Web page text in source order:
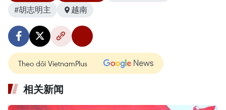
#胡志明主
越南
Theo dõi VietnamPlus
相关新闻